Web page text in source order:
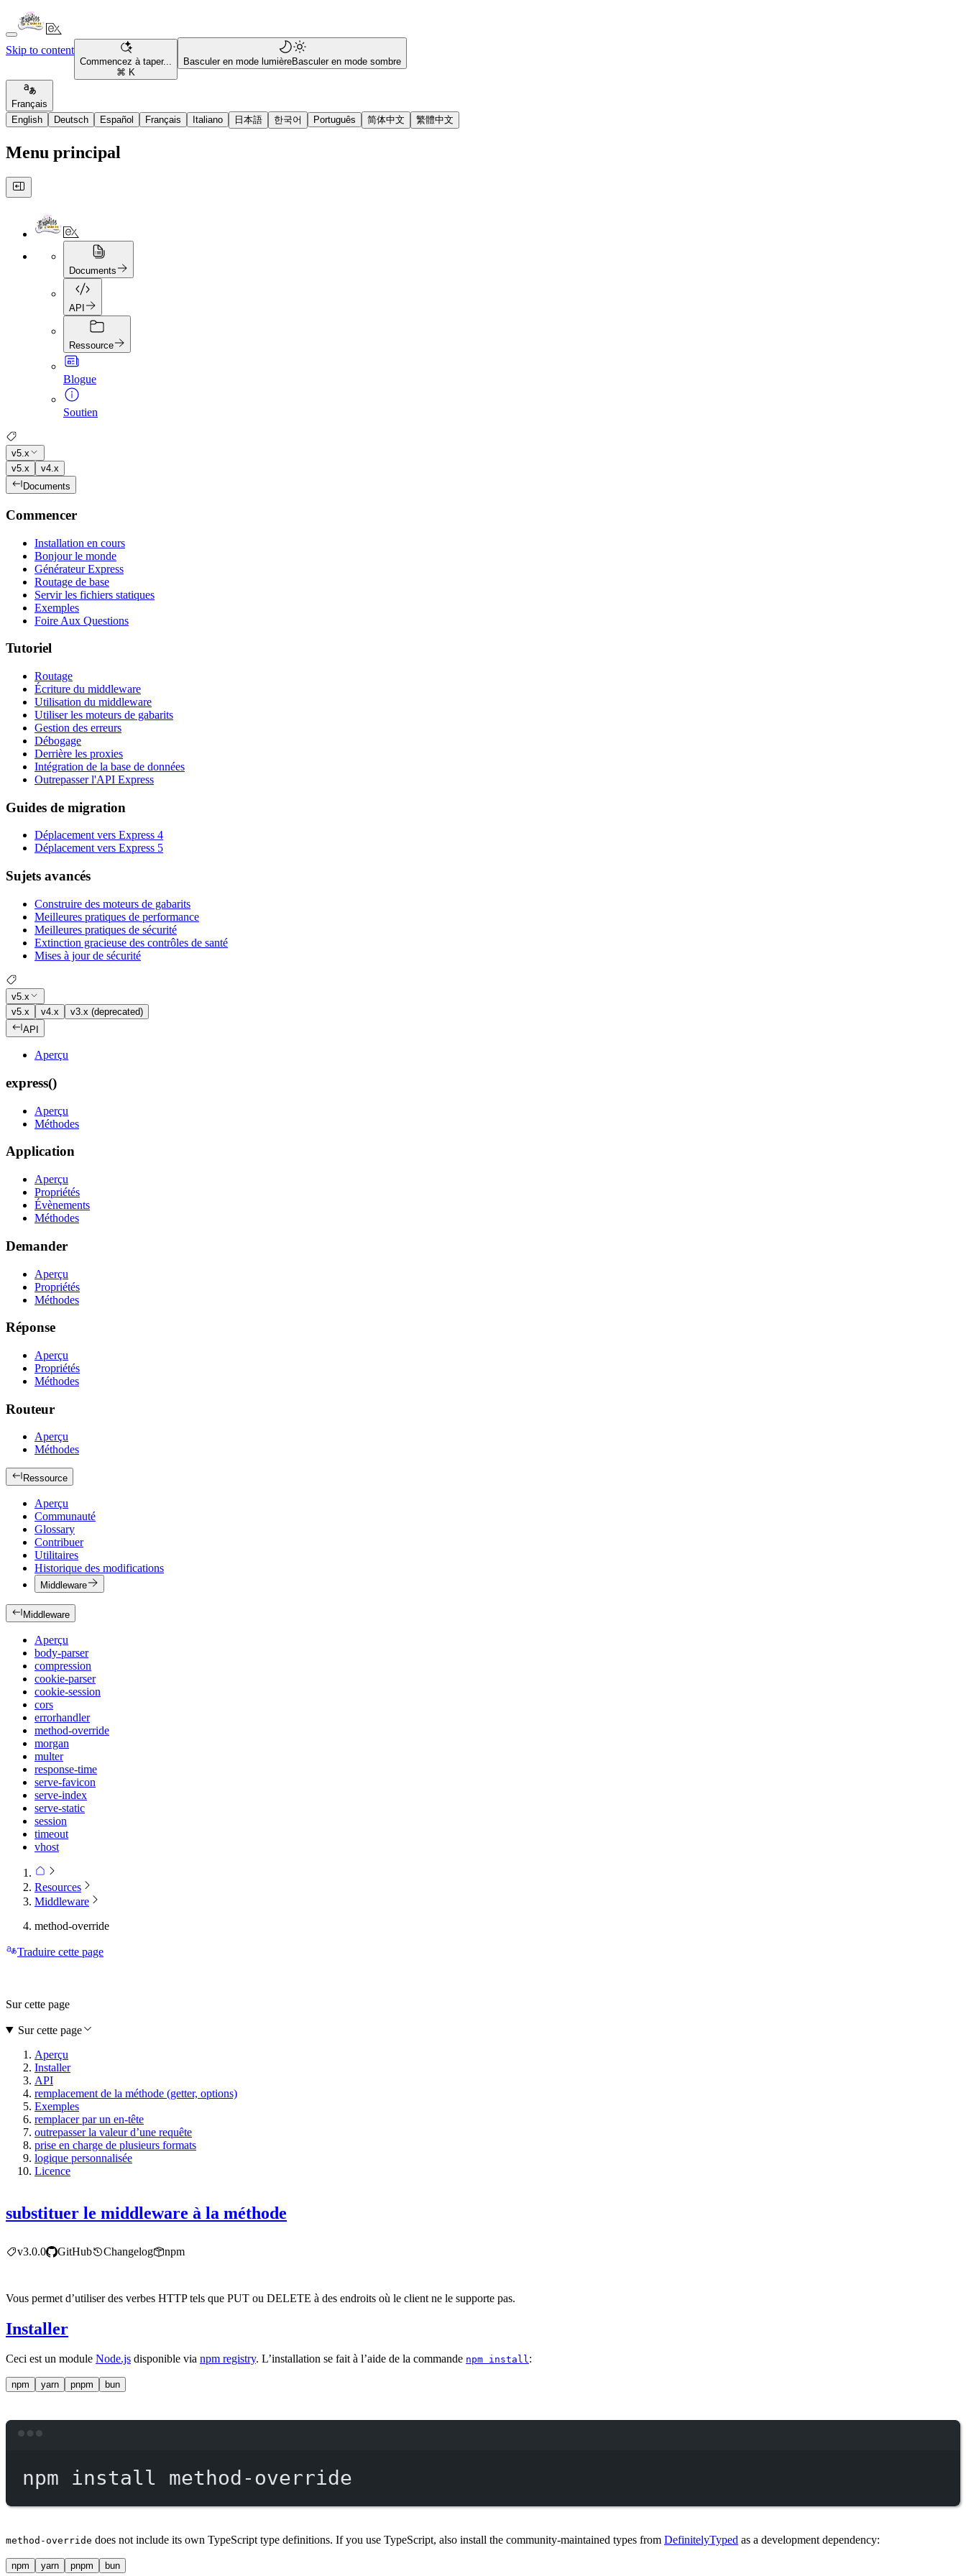
Skip to content
Commencez à taper...
⌘ K
Basculer en mode lumièreBasculer en mode sombre
Français
English
Deutsch Español Français Italiano 日本語 한국어 Português 简体中文 繁體中文
Menu principal
Documents
API
Ressource
Blogue
Soutien
v5.x
v5.x
v4.x
Documents
Commencer
Installation en cours
Bonjour le monde
Générateur Express
Routage de base
Servir les fichiers statiques
Exemples
Foire Aux Questions
Tutoriel
Routage
Écriture du middleware
Utilisation du middleware
Utiliser les moteurs de gabarits
Gestion des erreurs
Débogage
Derrière les proxies
Intégration de la base de données
Outrepasser l'API Express
Guides de migration
Déplacement vers Express 4
Déplacement vers Express 5
Sujets avancés
Construire des moteurs de gabarits
Meilleures pratiques de performance
Meilleures pratiques de sécurité
Extinction gracieuse des contrôles de santé
Mises à jour de sécurité
v5.x
v5.x
v4.x
v3.x (deprecated)
API
Aperçu
express()
Aperçu
Méthodes
Application
Aperçu
Propriétés
Évènements
Méthodes
Demander
Aperçu
Propriétés
Méthodes
Réponse
Aperçu
Propriétés
Méthodes
Routeur
Aperçu
Méthodes
Ressource
Aperçu
Communauté
Glossary
Contribuer
Utilitaires
Historique des modifications
Middleware
Middleware
Aperçu
body-parser
compression
cookie-parser
cookie-session
cors
errorhandler
method-override
morgan
multer
response-time
serve-favicon
serve-index
serve-static
session
timeout
vhost
Resources
Middleware
method-override
Traduire cette page
substituer le middleware à la méthode
v3.0.0 GitHub Changelog npm
Vous permet d’utiliser des verbes HTTP tels que PUT ou DELETE à des endroits où le client ne le supporte pas.
Installer
Ceci est un module Node.js disponible via npm registry. L’installation se fait à l’aide de la commande npm install:
npm yarn pnpm bun
npm install method-override
method-override does not include its own TypeScript type definitions. If you use TypeScript, also install the community-maintained types from DefinitelyTyped as a development dependency:
npm yarn pnpm bun
Sur cette page
Sur cette page
Aperçu
Installer
API
remplacement de la méthode (getter, options)
Exemples
remplacer par un en-tête
outrepasser la valeur d’une requête
prise en charge de plusieurs formats
logique personnalisée
Licence